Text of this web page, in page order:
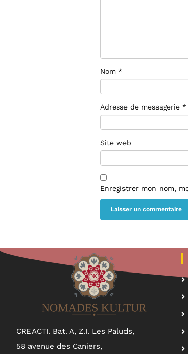
Nom *
Adresse de messagerie *
Site web
Enregistrer mon nom,
CREACTI. Bat. A, Z.I. Les Paluds,
58 avenue des Caniers,